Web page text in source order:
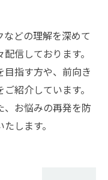
どの理解を深めて
信しております。
指す方や、前向き
紹介しています。
、お悩みの再発を防
します。